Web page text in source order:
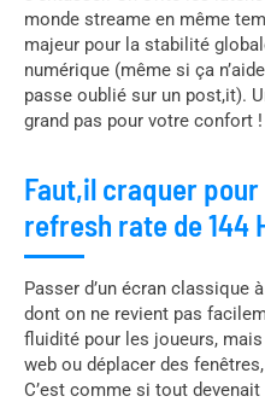
monde streame en même
majeur pour la stabilité
numérique (même si ça
passe oublié sur un post,it).
grand pas pour votre confort !
Faut,il craquer
refresh rate de 144
Passer d’un écran classique
dont on ne revient pas
fluidité pour les joueurs,
web ou déplacer des
C’est comme si tout